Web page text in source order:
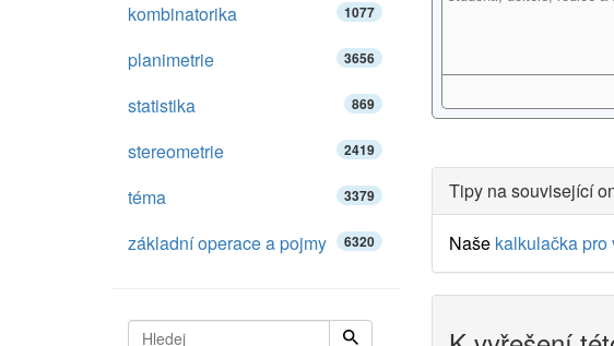
Tipy na související
Naše kalkulačka pro
kombinatorika 1077
planimetrie 3656
statistika 869
stereometrie 2419
téma 3379
základní operace a pojmy 6320